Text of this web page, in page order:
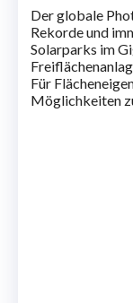
Der globale
Rekorde und
Solarparks im
Für
Möglichkeiten